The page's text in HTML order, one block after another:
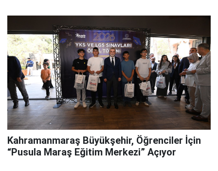
Kahramanmaraş Büyükşehir, Öğrenciler İçin
“Pusula Maraş Eğitim Merkezi” Açıyor